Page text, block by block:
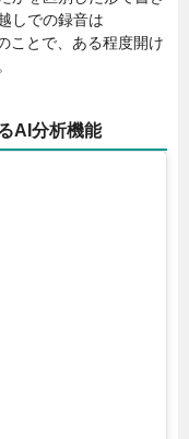
しでの録音は
ことで、ある程度開け
AI分析機能